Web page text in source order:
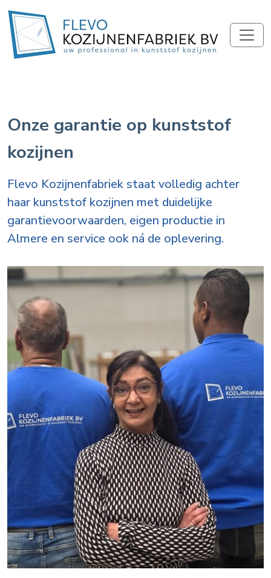
Onze garantie op kunststof
kozijnen
Flevo Kozijnenfabriek staat volledig achter
haar kunststof kozijnen met duidelijke
garantievoorwaarden, eigen productie in
Almere en service ook ná de oplevering.